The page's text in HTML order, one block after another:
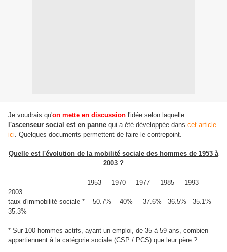
Je voudrais qu'on mette en discussion l'idée selon laquelle
l'ascenseur social est en panne qui a été développée dans cet article
ici. Quelques documents permettent de faire le contrepoint.
Quelle est l'évolution de la mobilité sociale des hommes de 1953 à
2003 ?
1953 1970 1977 1985 1993
2003
taux d'immobilité sociale * 50.7% 40% 37.6% 36.5% 35.1%
35.3%
* Sur 100 hommes actifs, ayant un emploi, de 35 à 59 ans, combien
appartiennent à la catégorie sociale (CSP / PCS) que leur père ?